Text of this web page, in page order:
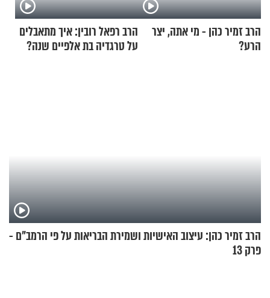
הרב זמיר כהן - מי אתה, יצר
הרע?
הרב רפאל רובין: איך מתאבלים
על טרגדיה בת אלפיים שנה?
הרב זמיר כהן: עיצוב האישיות ושמירת הבריאות על פי הרמב"ם -
פרק 13